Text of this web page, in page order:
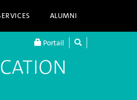
ALUMNI
Portail